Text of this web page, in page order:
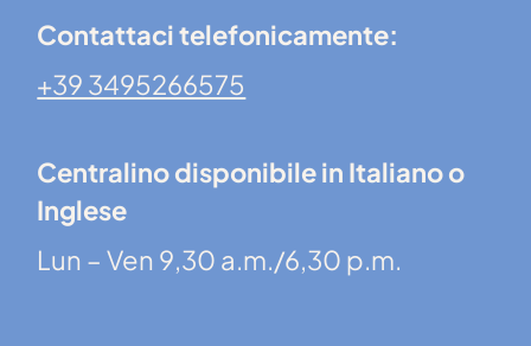
Contattaci telefonicamente:
+39 3495266575
Centralino disponibile in Italiano o
Inglese
Lun – Ven 9,30 a.m./6,30 p.m.